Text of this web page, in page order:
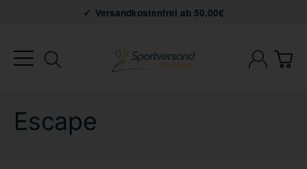
Versandkostenfrei ab 50,00€
Escape